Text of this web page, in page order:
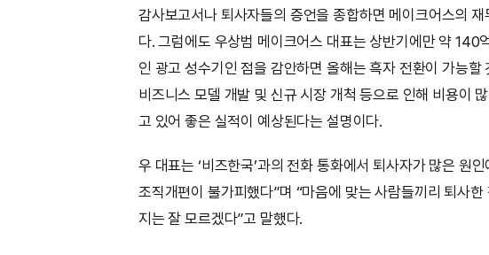
감사보고서나 퇴사자들의 증언을 종합하면 메이크어스의
다. 그럼에도 우상범 메이크어스 대표는 상반기에만 약 140
인 광고 성수기인 점을 감안하면 올해는 흑자 전환이 가능
비즈니스 모델 개발 및 신규 시장 개척 등으로 인해 비용이
고 있어 좋은 실적이 예상된다는 설명이다.
우 대표는 ‘비즈한국’과의 전화 통화에서 퇴사자가 많은 원
조직개편이 불가피했다”며 “마음에 맞는 사람들끼리 퇴사
지는 잘 모르겠다”고 말했다.